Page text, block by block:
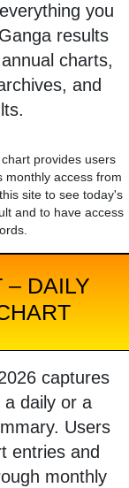
you
results
charts,
and
provides users
monthly access from
site to see today's
and to have access
– DAILY
captures
daily or a
Users
entries and
monthly